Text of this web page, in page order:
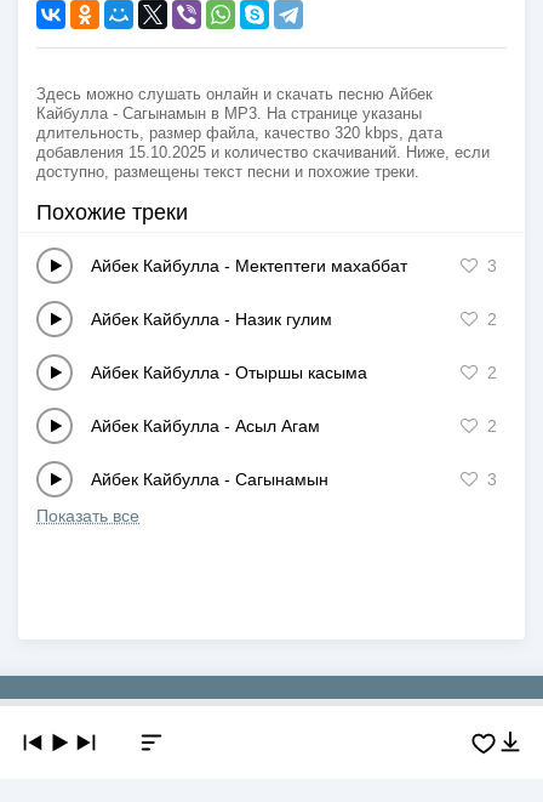
Здесь можно слушать онлайн и скачать песню Айбек
Кайбулла - Сагынамын в MP3. На странице указаны
длительность, размер файла, качество 320 kbps, дата
добавления 15.10.2025 и количество скачиваний. Ниже, если
доступно, размещены текст песни и похожие треки.
Похожие треки
Айбек Кайбулла - Мектептеги махаббат 3
Айбек Кайбулла - Назик гулим 2
Айбек Кайбулла - Отыршы касыма 2
Айбек Кайбулла - Асыл Агам 2
Айбек Кайбулла - Сагынамын
3
Показать все